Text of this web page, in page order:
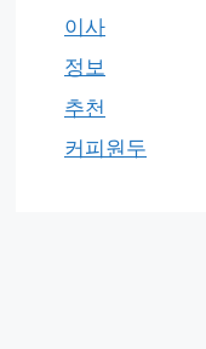
이사
정보
추천
커피원두